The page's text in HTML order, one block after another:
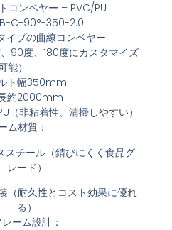
コンベヤー – PVC/PU
C-90°-350-2.0
イプの曲線コンベヤー
90度、180度にカスタマイズ
能）
ト幅350mm
約2000mm
（非粘着性、清掃しやすい）
ム材質：
スチール（錆びにくく食品グ
レード）
（耐久性とコスト効果に優れ
る）
ーム設計：